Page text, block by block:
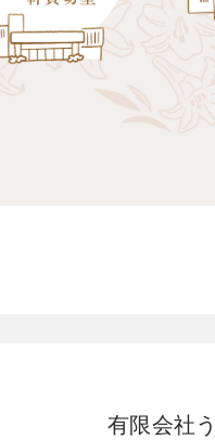
有限会社